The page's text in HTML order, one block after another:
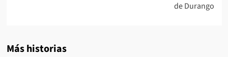
de Durango
Más historias